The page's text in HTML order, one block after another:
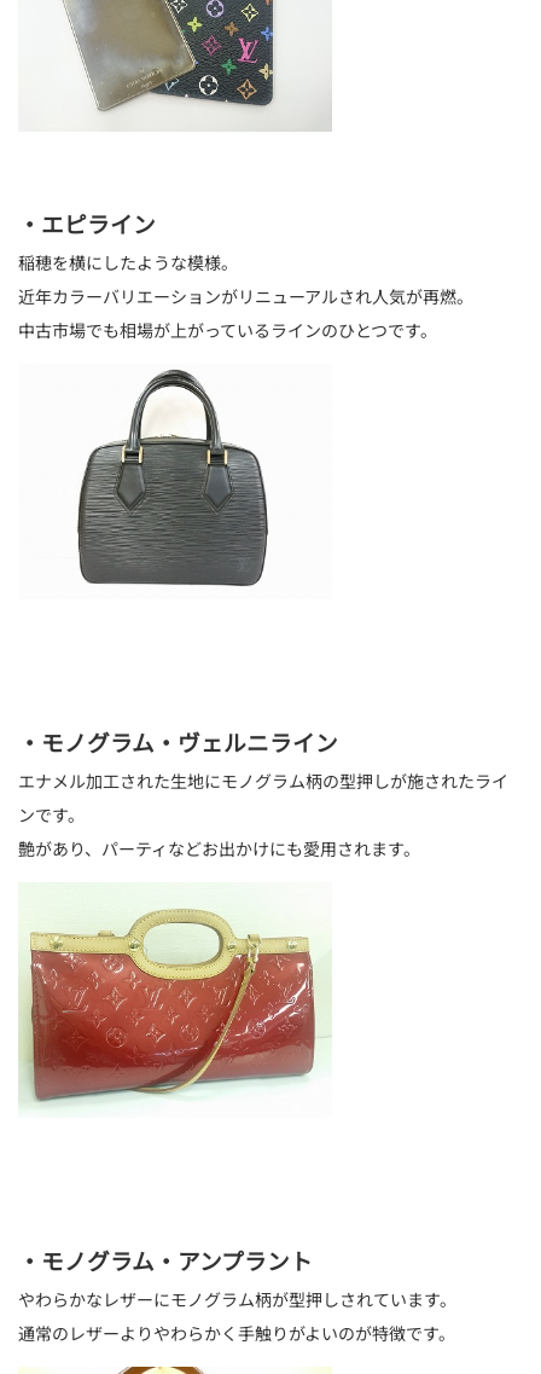
・エピライン
稲穂を横にしたような模様。
近年カラーバリエーションがリニューアルされ人気が再燃。
中古市場でも相場が上がっているラインのひとつです。
・モノグラム・ヴェルニライン
エナメル加工された生地にモノグラム柄の型押しが施されたライ
ンです。
艶があり、パーティなどお出かけにも愛用されます。
・モノグラム・アンプラント
やわらかなレザーにモノグラム柄が型押しされています。
通常のレザーよりやわらかく手触りがよいのが特徴です。